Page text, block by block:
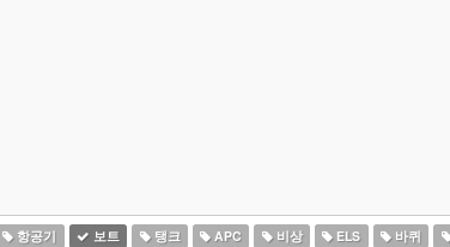
항공기 보트 탱크 APC 비상 ELS 바퀴